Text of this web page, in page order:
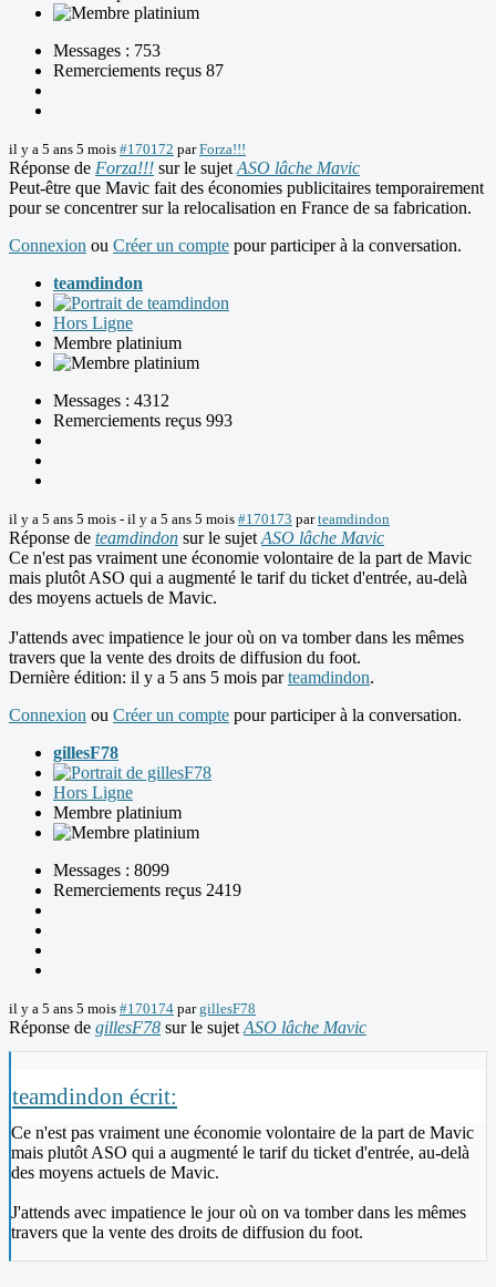
Messages : 753
Remerciements reçus 87
il y a 5 ans 5 mois #170172 parForza!!!
Réponse de Forza!!! sur le sujet ASO lâche Mavic
Peut-être que Mavic fait des économies publicitaires temporairement
pour se concentrer sur la relocalisation en France de sa fabrication.
Connexion ou Créer un compte pour participer à la conversation.
teamdindon
Hors Ligne
Membre platinium
Messages : 4312
Remerciements reçus 993
il y a 5 ans 5 mois - il y a 5 ans 5 mois #170173 parteamdindon
Réponse de teamdindon sur le sujet ASO lâche Mavic
Ce n'est pas vraiment une économie volontaire de la part de Mavic
mais plutôt ASO qui a augmenté le tarif du ticket d'entrée, au-delà
des moyens actuels de Mavic.
J'attends avec impatience le jour où on va tomber dans les mêmes
travers que la vente des droits de diffusion du foot.
Dernière édition: il y a 5 ans 5 mois parteamdindon.
Connexion ou Créer un compte pour participer à la conversation.
gillesF78
Hors Ligne
Membre platinium
Messages : 8099
Remerciements reçus 2419
il y a 5 ans 5 mois #170174 pargillesF78
Réponse de gillesF78 sur le sujet ASO lâche Mavic
teamdindon écrit:
Ce n'est pas vraiment une économie volontaire de la part de Mavic
mais plutôt ASO qui a augmenté le tarif du ticket d'entrée, au-delà
des moyens actuels de Mavic.
J'attends avec impatience le jour où on va tomber dans les mêmes
travers que la vente des droits de diffusion du foot.